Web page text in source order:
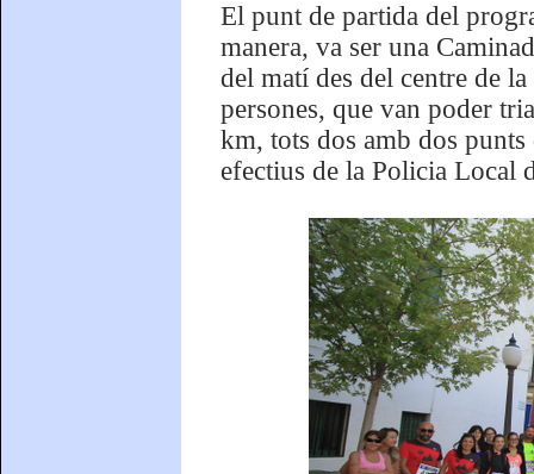
El punt de partida del
manera, va ser una
del matí des del centre de
persones, que van poder
km, tots dos amb dos
efectius de la Policia Local